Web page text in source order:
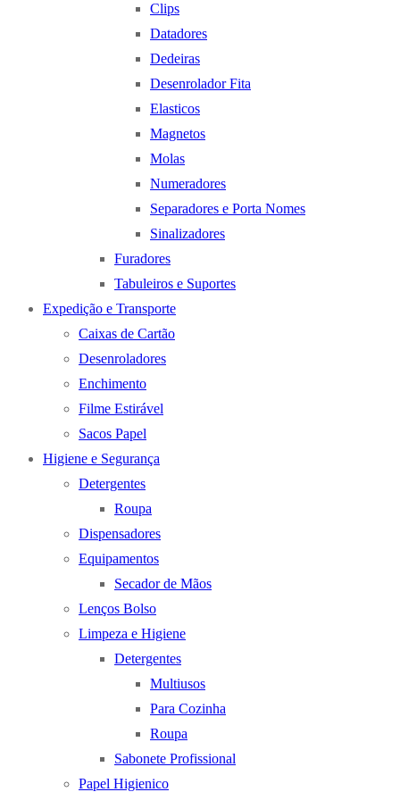
Clips
Datadores
Dedeiras
Desenrolador Fita
Elasticos
Magnetos
Molas
Numeradores
Separadores e Porta Nomes
Sinalizadores
Furadores
Tabuleiros e Suportes
Expedição e Transporte
Caixas de Cartão
Desenroladores
Enchimento
Filme Estirável
Sacos Papel
Higiene e Segurança
Detergentes
Roupa
Dispensadores
Equipamentos
Secador de Mãos
Lenços Bolso
Limpeza e Higiene
Detergentes
Multiusos
Para Cozinha
Roupa
Sabonete Profissional
Papel Higienico